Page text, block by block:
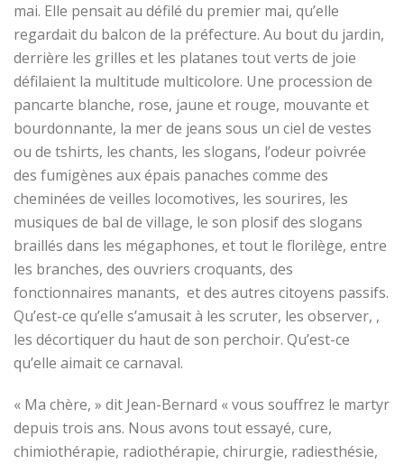
mai. Elle pensait au défilé du premier mai, qu’elle
regardait du balcon de la préfecture. Au bout du jardin,
derrière les grilles et les platanes tout verts de joie
défilaient la multitude multicolore. Une procession de
pancarte blanche, rose, jaune et rouge, mouvante et
bourdonnante, la mer de jeans sous un ciel de vestes
ou de tshirts, les chants, les slogans, l’odeur poivrée
des fumigènes aux épais panaches comme des
cheminées de veilles locomotives, les sourires, les
musiques de bal de village, le son plosif des slogans
braillés dans les mégaphones, et tout le florilège, entre
les branches, des ouvriers croquants, des
fonctionnaires manants, et des autres citoyens passifs.
Qu’est-ce qu’elle s’amusait à les scruter, les observer, ,
les décortiquer du haut de son perchoir. Qu’est-ce
qu’elle aimait ce carnaval.
« Ma chère, » dit Jean-Bernard « vous souffrez le martyr
depuis trois ans. Nous avons tout essayé, cure,
chimiothérapie, radiothérapie, chirurgie, radiesthésie,